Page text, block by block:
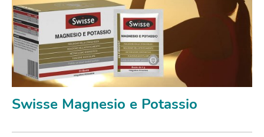
Swisse Magnesio e Potassio